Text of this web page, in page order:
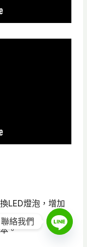
LED燈泡，增加
。
聯絡我們